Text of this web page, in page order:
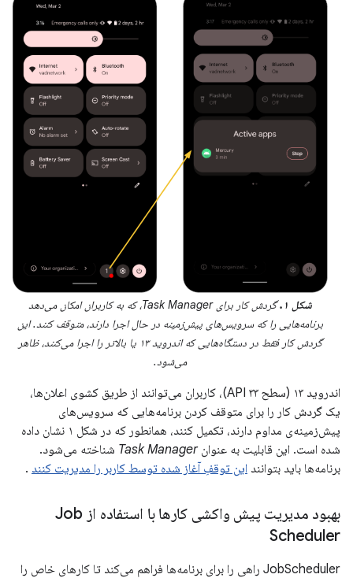
شکل ۱.
گردش کار برای Task Manager، که به کاربران امکان می‌دهد
برنامه‌هایی را که سرویس‌های پیش‌زمینه در حال اجرا دارند، متوقف کنند. این
گردش کار فقط در دستگاه‌هایی که اندروید ۱۳ یا بالاتر را اجرا می‌کنند، ظاهر
می‌شود.
اندروید ۱۳ (سطح API ۳۳)، کاربران می‌توانند از طریق کشوی اعلان‌ها،
یک گردش کار را برای متوقف کردن برنامه‌هایی که سرویس‌های
پیش‌زمینه‌ی مداوم دارند، تکمیل کنند، همانطور که در شکل ۱ نشان داده
شده است. این قابلیت به عنوانTask Manager شناخته می‌شود.
برنامه‌ها باید بتوانند این توقفِ آغاز شده توسط کاربر را مدیریت کنند .
بهبود مدیریت پیش واکشی کارها با استفاده از Job
Scheduler
JobScheduler راهی را برای برنامه‌ها فراهم می‌کند تا کارهای خاص را